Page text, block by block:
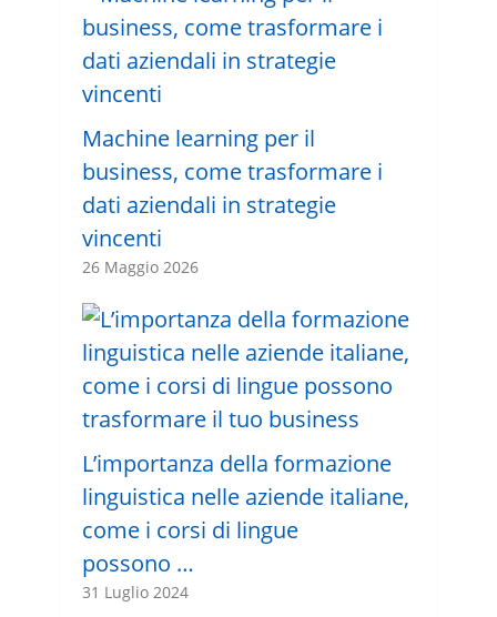
Machine learning per il
business, come trasformare i
dati aziendali in strategie
vincenti
26 Maggio 2026
L’importanza della formazione
linguistica nelle aziende italiane,
come i corsi di lingue
possono …
31 Luglio 2024